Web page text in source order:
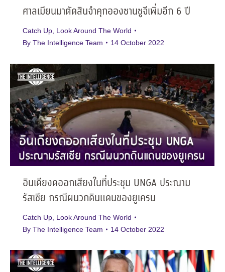
ศาลเมียนมาตัดสินจำคุกอองซานซูจีเพิ่มอีก 6 ปี
Catch Up Look Around The World
By The Intelligence Team 14 October 2022
อินเดียงดออกเสียงในที่ประชุม UNGA ประณาม
รัสเซีย กรณีผนวกดินแดนของยูเครน
Catch Up Look Around The World
By The Intelligence Team 14 October 2022